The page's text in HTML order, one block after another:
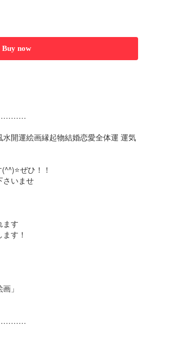
Buy now
開運絵画縁起物結婚恋愛全体運 運気
ぜひ！！
さいませ
ます
す！
」